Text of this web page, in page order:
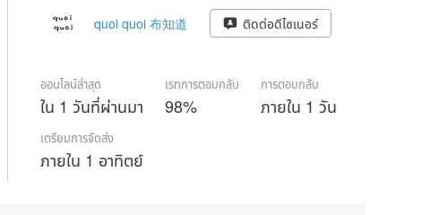
quoi quoi 布知道 ติดต่อดีไซเนอร์
ออนไลน์ล่าสุด
ใน 1 วันที่ผ่านมา
เรทการตอบกลับ
98%
การตอบกลับ
ภายใน 1 วัน
เตรียมการจัดส่ง
ภายใน 1 อาทิตย์